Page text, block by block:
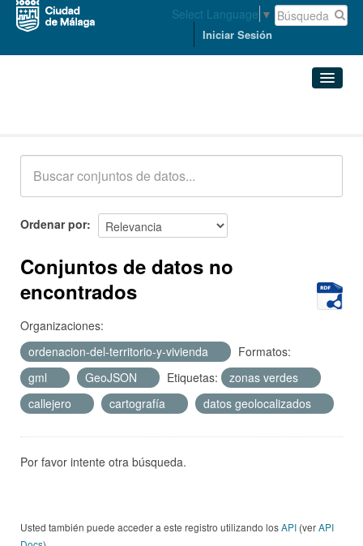
Select Language ▼
Iniciar Sesión
Acerca de
Ordenar por
Conjuntos de datos no
encontrados
Organizaciones:
ordenacion-del-territorio-y-vivienda
Formatos:
gml
GeoJSON Etiquetas:
zonas verdes
callejero
cartografía datos geolocalizados
Por favor intente otra búsqueda.
Usted también puede acceder a este registro utilizando losAPI (verAPI